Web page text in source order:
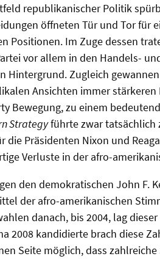
republikanischer Politik
öffneten Tür und Tor für
Positionen. Im Zuge dessen
vor allem in den Handels-
Hintergrund. Zugleich
Ansichten immer
Bewegung, zu einem
Strategyführte zwar tatsächlich
die Präsidenten Nixon und
Verluste in der afro-
den demokratischen John F.
der afro-amerikanischen
danach, bis 2004, lag
2008 kandidierte brach diese
Seite möglich, dass